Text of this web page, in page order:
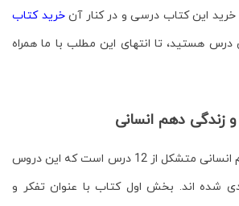
خرید این کتاب درسی و در کنار آنخرید کتاب
درس هستید، تا انتهای این مطلب با ما همراه
زندگی دهم انسانی
کتاب دین و زندگی دهم انسانی متشکل از 12 درس است که این دروس
شده اند. بخش اول کتاب با عنوان تفکر و